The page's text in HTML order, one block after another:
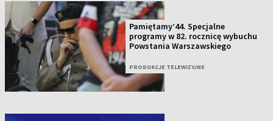
Pamiętamy’44. Specjalne
programy w 82. rocznicę wybuchu
Powstania Warszawskiego
PRODUKCJE TELEWIZYJNE